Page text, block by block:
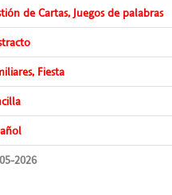
de Cartas, Juegos de palabras
Fiesta
2026